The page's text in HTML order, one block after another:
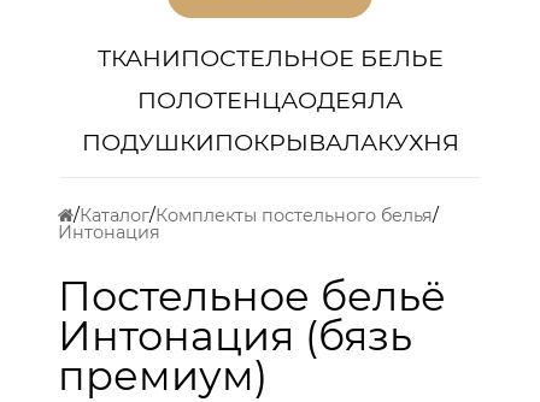
ТКАНИПОСТЕЛЬНОЕ БЕЛЬЕ
ПОЛОТЕНЦАОДЕЯЛА
ПОДУШКИПОКРЫВАЛАКУХНЯ
Каталог Комплекты постельного белья
Интонация
Постельное бельё
Интонация (бязь
премиум)